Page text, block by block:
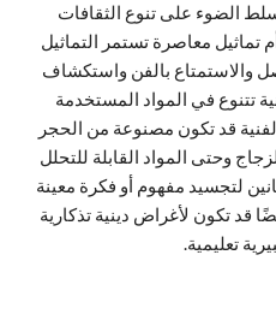
الضوء على تنوع الثقافات
تماثيل معاصرة تستمر التماثيل
والاستمتاع بالفن واستكشاف
تتنوع في المواد المستخدمة
قد تكون مصنوعة من الحجر
وحتى المواد القابلة للتحلل
لتجسيد مفهوم أو فكرة معينة
قد تكون لأغراض دينية تذكارية
تعليمية.